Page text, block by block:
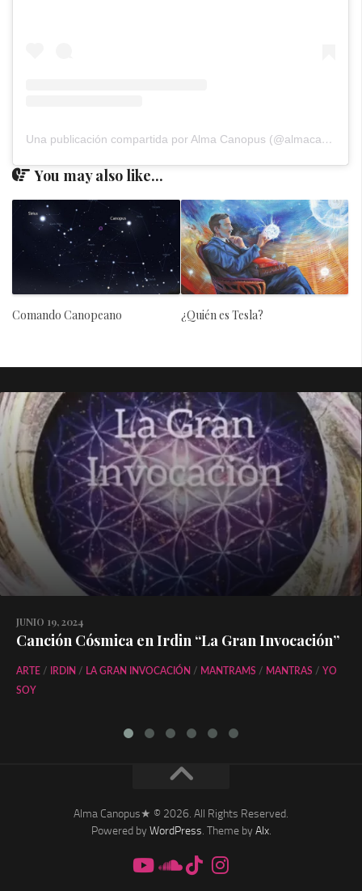
Una publicación compartida por Alma Canopus (@almacanopus)
You may also like...
Comando Canopeano ¿Quién es Tesla?
JUNIO 19, 2024
Canción Cósmica en Irdin “La Gran Invocación”
ARTE / IRDIN / LA GRAN INVOCACIÓN / MANTRAMS / MANTRAS / YO
SOY
Alma Canopus★ © 2026. All Rights Reserved.
Powered by WordPress. Theme by Alx.